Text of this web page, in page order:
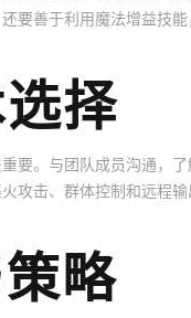
要善于利用魔法增益技
择
要。与团队成员沟通，
攻击、群体控制和远程
略